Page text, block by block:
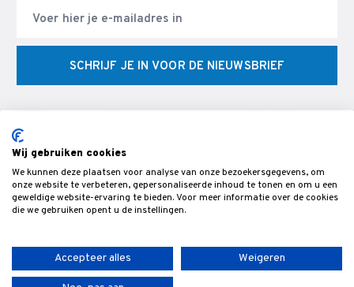
SCHRIJF JE IN VOOR DE NIEUWSBRIEF
© Veldman Slijptechniek - Slijperij & specialist in CNC
gereedschappen & snijgereedschap voor de bewerking van hout,-
Wij gebruiken cookies
We kunnen deze plaatsen voor analyse van onze bezoekersgegevens, om
onze website te verbeteren, gepersonaliseerde inhoud te tonen en om u een
geweldige website-ervaring te bieden. Voor meer informatie over de cookies
die we gebruiken opent u de instellingen.
Accepteer alles Weigeren